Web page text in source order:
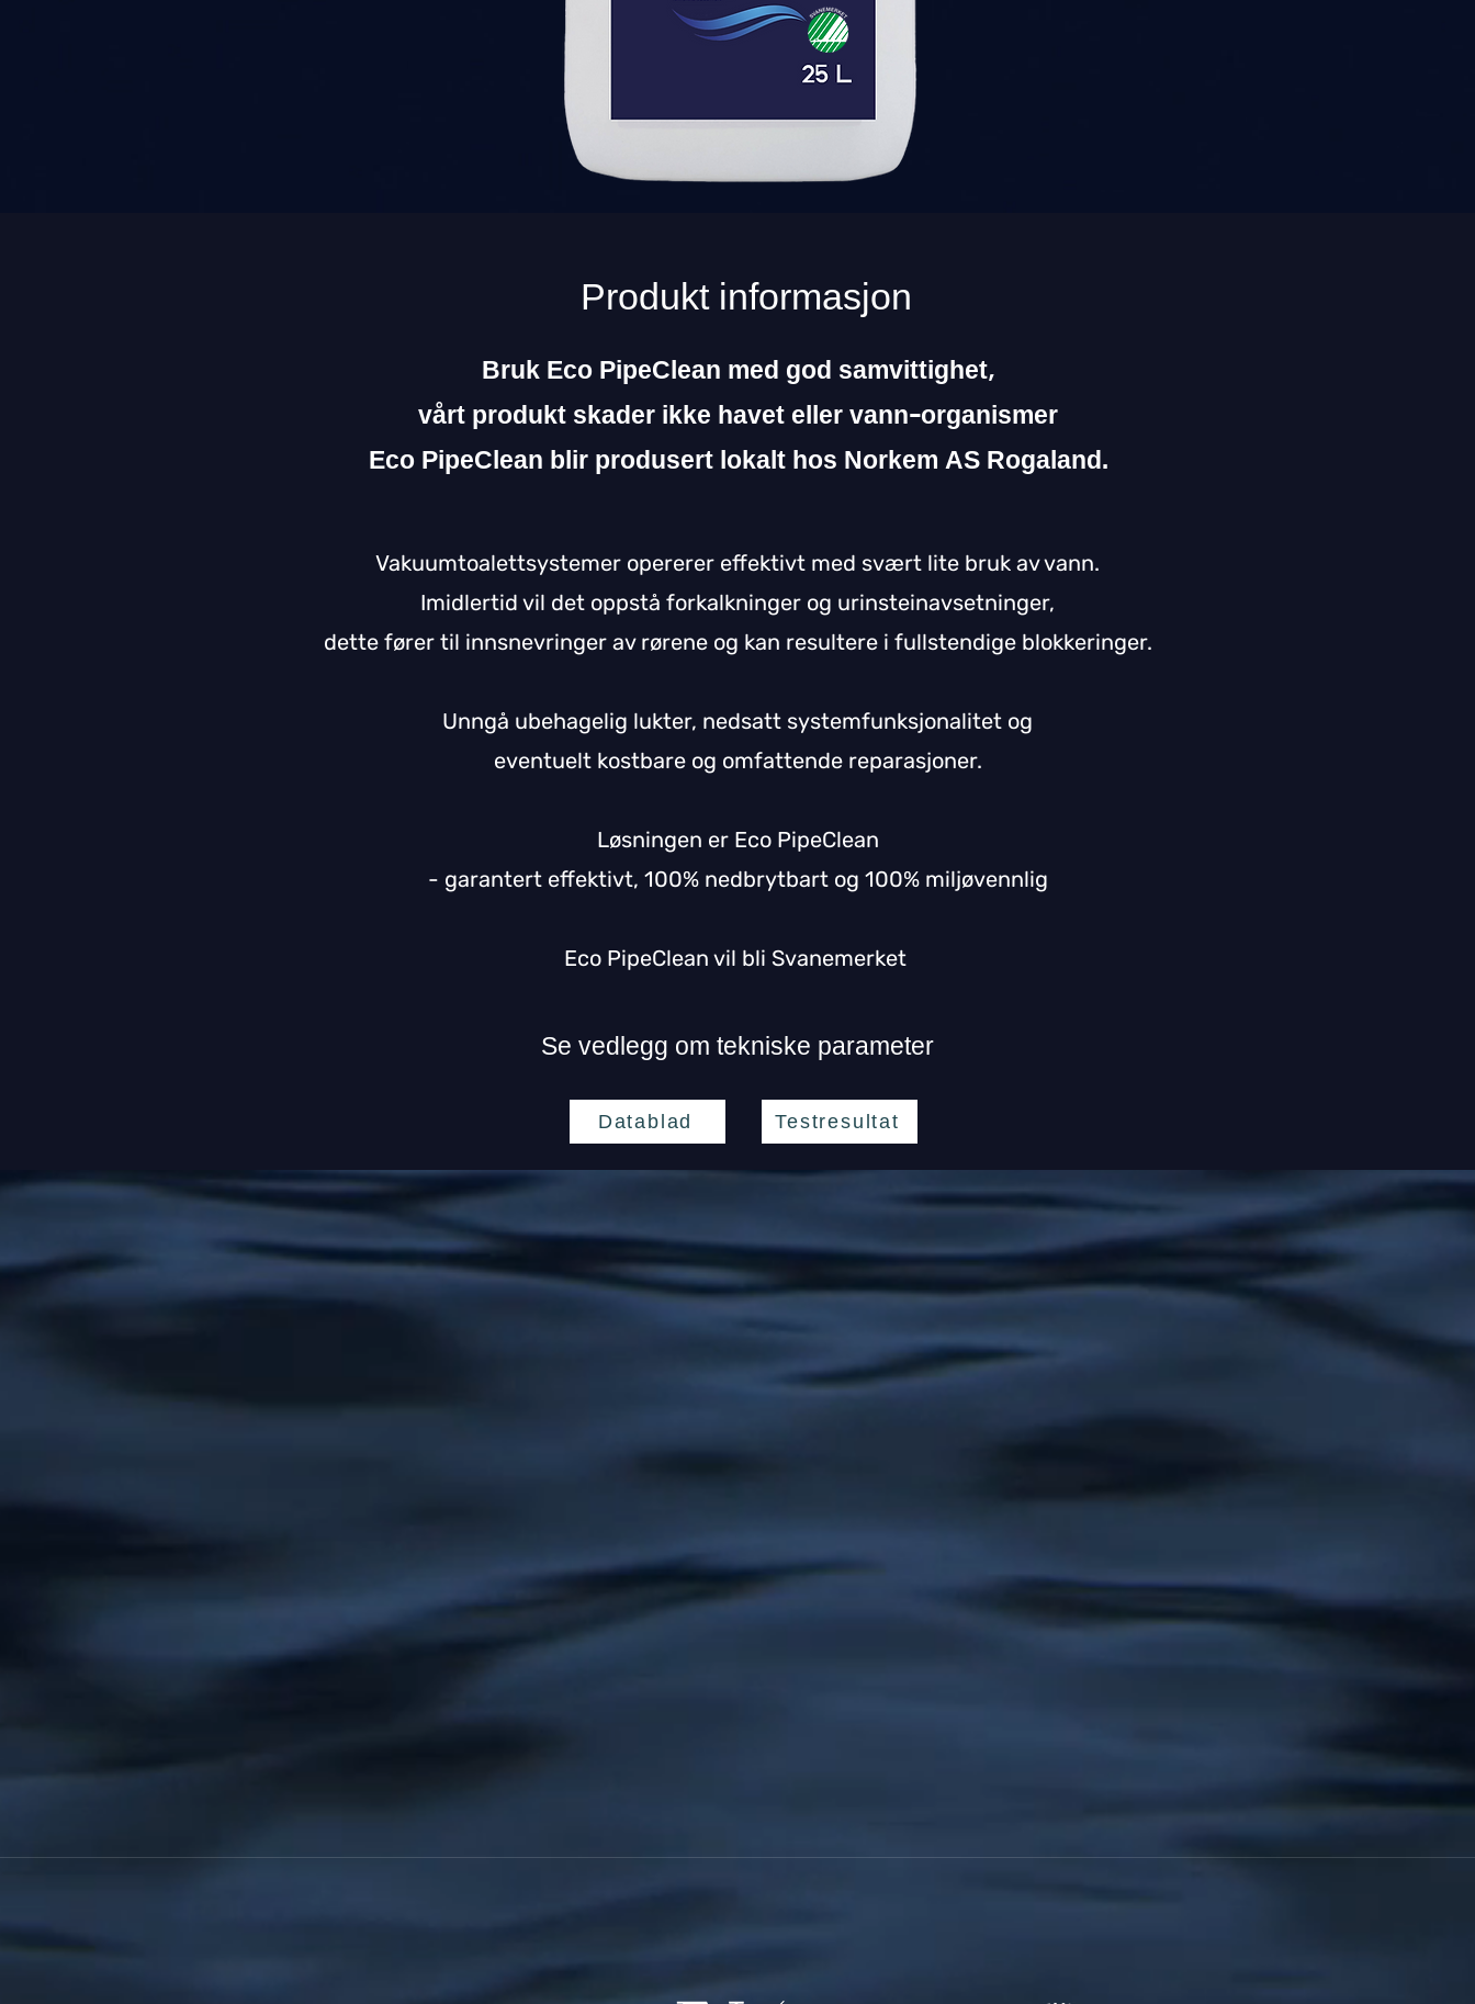
Produkt informasjon
Bruk Eco PipeClean med god samvittighet,
vårt produkt skader ikke havet eller vann-organismer
Eco PipeClean blir produsert lokalt hos Norkem AS Rogaland.
Vakuumtoalettsystemer opererer effektivt med svært lite bruk av vann.
Imidlertid vil det oppstå forkalkninger og urinsteinavsetninger,
dette fører til innsnevringer av rørene og kan resultere i fullstendige blokkeringer.
Unngå ubehagelig lukter, nedsatt systemfunksjonalitet og
eventuelt kostbare og omfattende reparasjoner.
Løsningen er Eco PipeClean
- garantert effektivt, 100% nedbrytbart og 100% miljøvennlig
Eco PipeClean vil bli Svanemerket
Se vedlegg om tekniske parameter
Datablad Testresultat